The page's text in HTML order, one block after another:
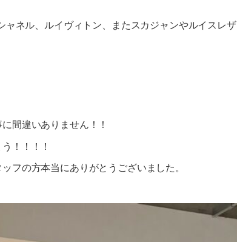
ネル、ルイヴィトン、またスカジャンやルイスレザ
間違いありません！！
！！！！
フの方本当にありがとうございました。